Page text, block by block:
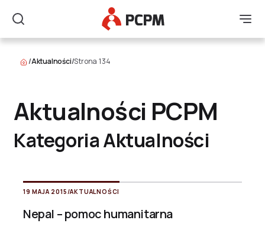
Szukaj
Główne Logo
/Aktualności/Strona 134
Aktualności PCPM
Kategoria Aktualności
19 MAJA 2015 /AKTUALNOŚCI
Nepal – pomoc humanitarna